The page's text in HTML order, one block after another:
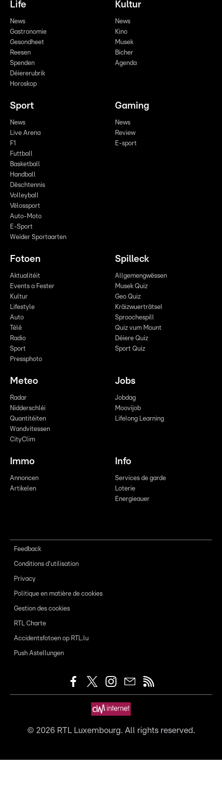
Life
News
Gastronomie
Gesondheet
Reesen
Spenden
Déiererubrik
Horoskop
Kultur
News
Kino
Musek
Bicher
Agenda
Sport
News
Live Arena
F1
Futtball
Basketball
Handball
Dëschtennis
Volleyball
Vëlossport
Auto-Moto
E-Sport
Weider Sportaarten
Gaming
News
Review
E-sport
Fotoen
Aktualitéit
Events a Fester
Kultur
Lifestyle
Auto
Télé
Radio
Sport
Pressphoto
Spilleck
Allgemengwëssen
Musek Quiz
Geo Quiz
Kräizwuerträtsel
Sproochespill
Quiz vum Mount
Déiere Quiz
Sport Quiz
Meteo
Radar
Nidderschléi
Quantitéiten
Wandvitessen
CityClim
Jobs
Jobdag
Moovijob
Lifelong Learning
Immo
Annoncen
Artikelen
Info
Services de garde
Loterie
Energieauer
Feedback
Conditions d'utilisation
Privacy
Politique en matière de cookies
Gestion des cookies
RTL Charte
Accidentsfotoen op RTL.lu
Push Astellungen
© 2026RTL Luxembourg. All rights reserved.